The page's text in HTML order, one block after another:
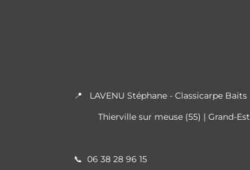
📍 LAVENU Stéphane - Classicarpe Baits
Thierville sur meuse (55) | Grand-Est
📞 06 38 28 96 15